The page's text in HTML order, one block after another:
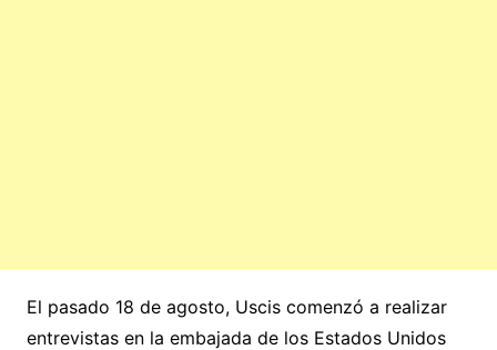
El pasado 18 de agosto, Uscis comenzó a realizar
entrevistas en la embajada de los Estados Unidos